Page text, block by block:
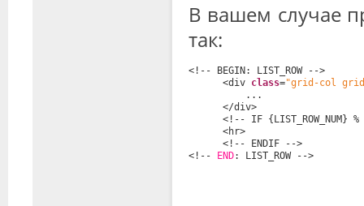
В вашем случае
так:
<!-- BEGIN: LIST_ROW -->
<div class="grid-col
...
</div>
<!-- IF {LIST_ROW_NUM}
<hr>
<!-- ENDIF -->
<!--
END: LIST_ROW -->